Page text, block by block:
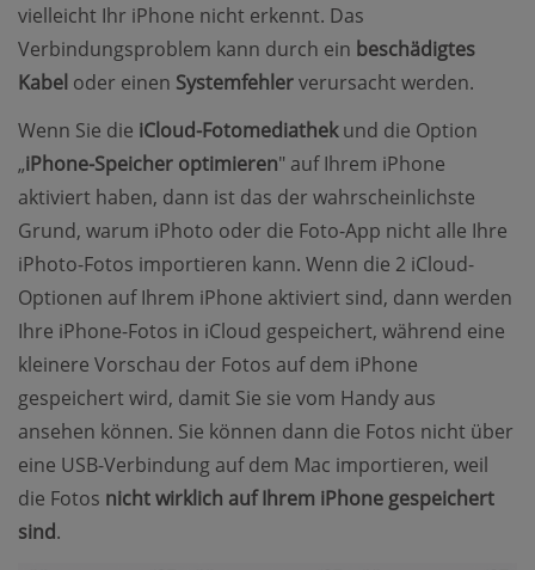
vielleicht Ihr iPhone nicht erkennt. Das
Verbindungsproblem kann durch ein beschädigtes
Kabel oder einen Systemfehlerverursacht werden.
Wenn Sie die iCloud-Fotomediathekund die Option
„iPhone-Speicher optimieren" auf Ihrem iPhone
aktiviert haben, dann ist das der wahrscheinlichste
Grund, warum iPhoto oder die Foto-App nicht alle Ihre
iPhoto-Fotos importieren kann. Wenn die 2 iCloud-
Optionen auf Ihrem iPhone aktiviert sind, dann werden
Ihre iPhone-Fotos in iCloud gespeichert, während eine
kleinere Vorschau der Fotos auf dem iPhone
gespeichert wird, damit Sie sie vom Handy aus
ansehen können. Sie können dann die Fotos nicht über
eine USB-Verbindung auf dem Mac importieren, weil
die Fotos nicht wirklich auf Ihrem iPhone gespeichert
sind.